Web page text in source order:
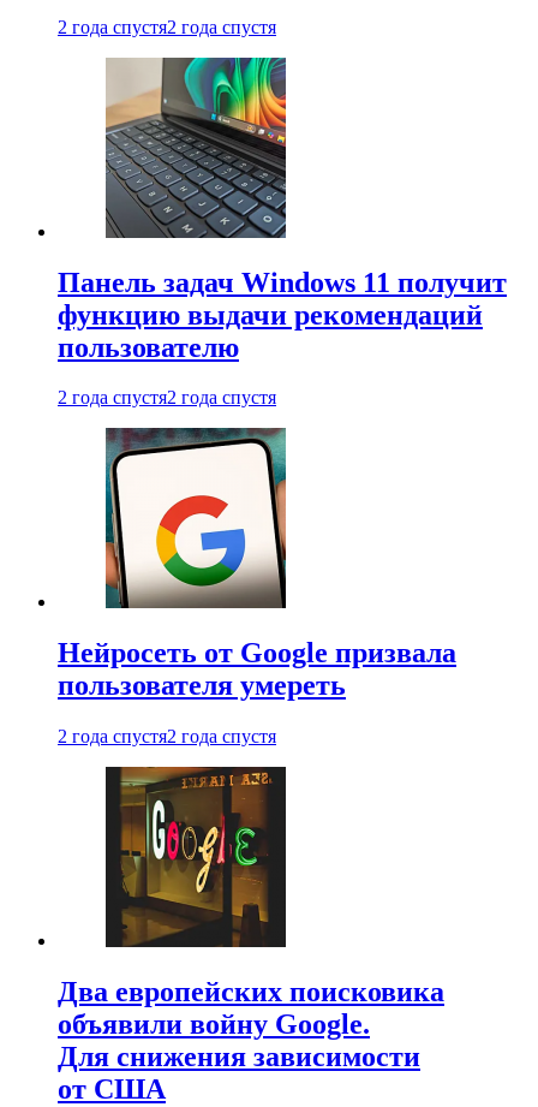
2 года спустя2 года спустя
Панель задач Windows 11 получит
функцию выдачи рекомендаций
пользователю
2 года спустя2 года спустя
Нейросеть от Google призвала
пользователя умереть
2 года спустя2 года спустя
Два европейских поисковика
объявили войну Google.
Для снижения зависимости
от США